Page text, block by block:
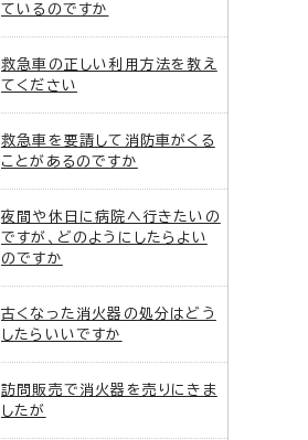
ているのですか
救急車の正しい利用方法を教え
てください
救急車を要請して消防車がくる
ことがあるのですか
夜間や休日に病院へ行きたいの
ですが、どのようにしたらよい
のですか
古くなった消火器の処分はどう
したらいいですか
訪問販売で消火器を売りにきま
したが